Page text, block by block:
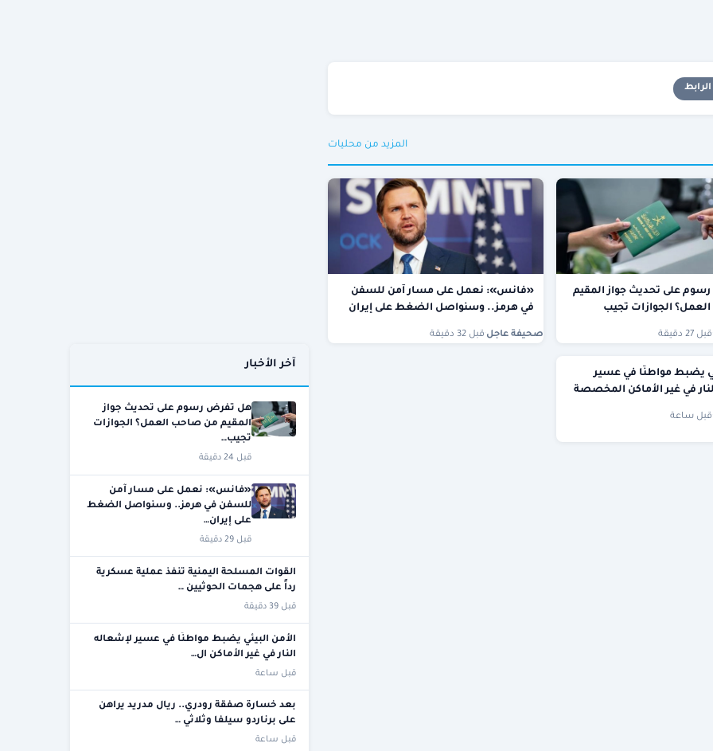
المزيد من محليات
على تحديث جواز المقيم
الجوازات تجيب
قبل 27 دقيقة
«فانس»: نعمل على مسار آمن للسفن
في هرمز.. وسنواصل الضغط على إيران
صحيفة عاجل قبل 32 دقيقة
يضبط مواطنًا في عسير
في غير الأماكن المخصصة
قبل ساعة
آخر الأخبار
هل تفرض رسوم على تحديث جواز
المقيم من صاحب العمل؟ الجوازات
تجيب…
قبل 24 دقيقة
«فانس»: نعمل على مسار آمن
للسفن في هرمز.. وسنواصل الضغط
على إيران…
قبل 29 دقيقة
القوات المسلحة اليمنية تنفذ عملية عسكرية
رداً على هجمات الحوثيين …
قبل 39 دقيقة
الأمن البيئي يضبط مواطنًا في عسير لإشعاله
النار في غير الأماكن ال…
قبل ساعة
بعد خسارة صفقة رودري.. ريال مدريد يراهن
على برناردو سيلفا وثلاثي …
قبل ساعة